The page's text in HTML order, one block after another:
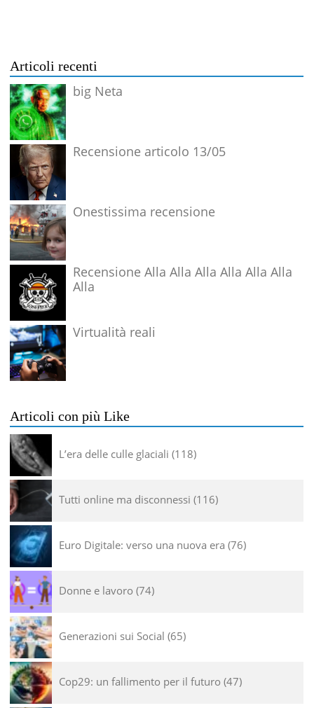
Articoli recenti
big Neta
Recensione articolo 13/05
Onestissima recensione
Recensione Alla Alla Alla Alla Alla Alla
Alla
Virtualità reali
Articoli con più Like
L’era delle culle glaciali 118
Tutti online ma disconnessi 116
Euro Digitale: verso una nuova era 76
Donne e lavoro 74
Generazioni sui Social 65
Cop29: un fallimento per il futuro 47